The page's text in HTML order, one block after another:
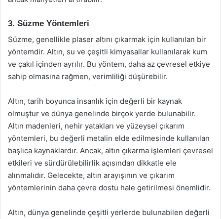
3. Süzme Yöntemleri
Süzme, genellikle plaser altını çıkarmak için kullanılan bir
yöntemdir. Altın, su ve çeşitli kimyasallar kullanılarak kum
ve çakıl içinden ayrılır. Bu yöntem, daha az çevresel etkiye
sahip olmasına rağmen, verimliliği düşürebilir.
Altın, tarih boyunca insanlık için değerli bir kaynak
olmuştur ve dünya genelinde birçok yerde bulunabilir.
Altın madenleri, nehir yatakları ve yüzeysel çıkarım
yöntemleri, bu değerli metalin elde edilmesinde kullanılan
başlıca kaynaklardır. Ancak, altın çıkarma işlemleri çevresel
etkileri ve sürdürülebilirlik açısından dikkatle ele
alınmalıdır. Gelecekte, altın arayışının ve çıkarım
yöntemlerinin daha çevre dostu hale getirilmesi önemlidir.
Altın, dünya genelinde çeşitli yerlerde bulunabilen değerli